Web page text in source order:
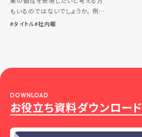
もいるのではないでしょうか。 例え
ば、本を購入する際、最初に注意を
タイトル 社内報
お役立ち資料ダウンロード
DOWNLOAD